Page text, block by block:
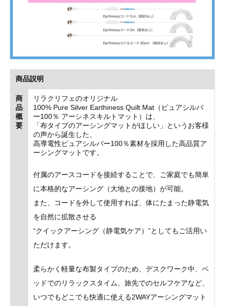
商品説明
商
品
概
要
リラクリフェのオリジナル
100% Pure Silver Earthiness Quilt Mat（ピュアシルバ
ー100％ アーシネスキルトマット）は、
「布タイプのアーシングマットがほしい」というお客様
の声から誕生した、
高導電性ピュアシルバー100％素材を採用した高品質ア
ーシングマットです。
付属のアースコードを接続することで、ご家庭でも簡単
に本格的なアーシング（大地との接地）が可能。
また、コードを外して使用すれば、体にたまった静電気
を自然に拡散させる
“クイックアーシング（静電気ケア）”としてもご活用い
ただけます。
柔らかく軽量な布製タイプのため、デスクワーク中、ベ
ッドでのリラックスタイム、旅先でのセルフケアなど、
いつでもどこでも快適に使える2WAYアーシングマット